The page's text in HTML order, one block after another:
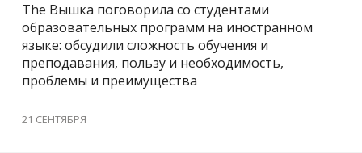
The Вышка поговорила со студентами
образовательных программ на иностранном
языке: обсудили сложность обучения и
преподавания, пользу и необходимость,
проблемы и преимущества
21 СЕНТЯБРЯ